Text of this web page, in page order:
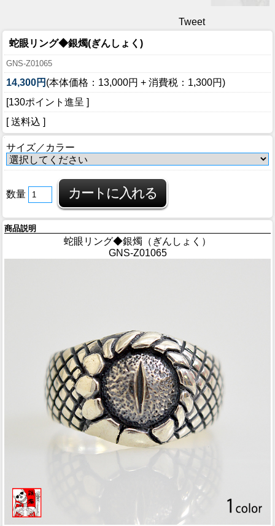
Tweet
蛇眼リング◆銀燭(ぎんしょく)
GNS-Z01065
14,300円 (本体価格：13,000円 + 消費税：1,300円)
[130ポイント進呈 ]
[ 送料込 ]
サイズ／カラー
数量
商品説明
蛇眼リング◆銀燭（ぎんしょく）
GNS-Z01065